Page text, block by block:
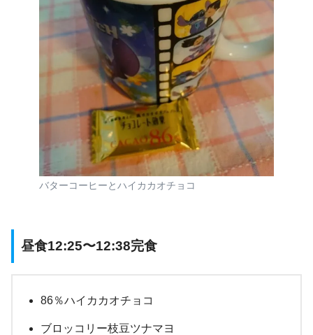
バターコーヒーとハイカカオチョコ
昼食12:25〜12:38完食
86％ハイカカオチョコ
ブロッコリー枝豆ツナマヨ